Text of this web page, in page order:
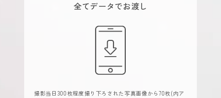
全てデータでお渡し
撮影当日300枚程度撮り下ろされた写真画像から70枚(内ア